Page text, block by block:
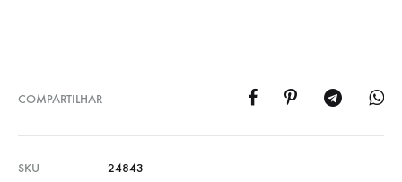
COMPARTILHAR
SKU
24843